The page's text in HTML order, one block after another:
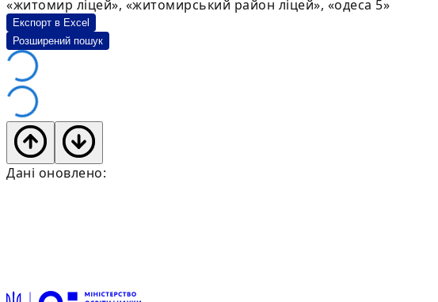
«житомир ліцей», «житомирський район ліцей», «одеса 5»
Експорт в Excel
Розширений пошук
Дані оновлено: